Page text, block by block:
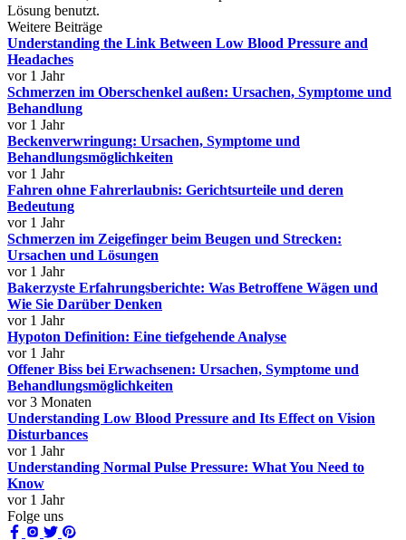
Lösung benutzt.
Weitere Beiträge
Understanding the Link Between Low Blood Pressure and
Headaches
vor 1 Jahr
Schmerzen im Oberschenkel außen: Ursachen, Symptome und
Behandlung
vor 1 Jahr
Beckenverwringung: Ursachen, Symptome und
Behandlungsmöglichkeiten
vor 1 Jahr
Fahren ohne Fahrerlaubnis: Gerichtsurteile und deren
Bedeutung
vor 1 Jahr
Schmerzen im Zeigefinger beim Beugen und Strecken:
Ursachen und Lösungen
vor 1 Jahr
Bakerzyste Erfahrungsberichte: Was Betroffene Wägen und
Wie Sie Darüber Denken
vor 1 Jahr
Hypoton Definition: Eine tiefgehende Analyse
vor 1 Jahr
Offener Biss bei Erwachsenen: Ursachen, Symptome und
Behandlungsmöglichkeiten
vor 3 Monaten
Understanding Low Blood Pressure and Its Effect on Vision
Disturbances
vor 1 Jahr
Understanding Normal Pulse Pressure: What You Need to
Know
vor 1 Jahr
Folge uns